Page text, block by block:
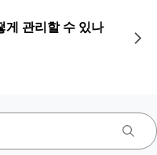
게 관리할 수 있나